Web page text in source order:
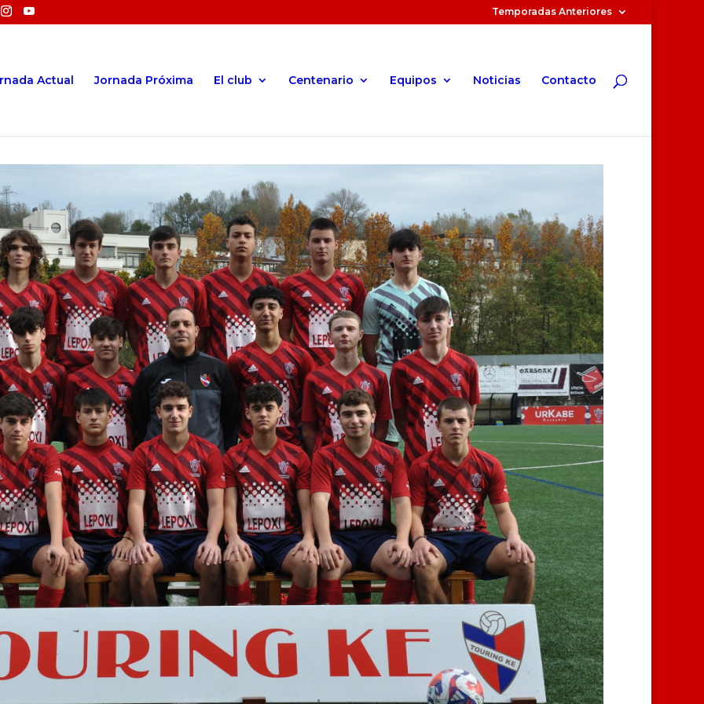
Temporadas Anteriores
Actual Jornada Próxima El club Centenario Equipos Noticias Contacto